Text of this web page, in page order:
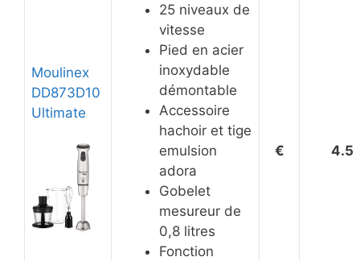
Moulinex
DD873D10
Ultimate
25 niveaux de
vitesse
Pied en acier
inoxydable
démontable
Accessoire
hachoir et tige
emulsion
adora
Gobelet
mesureur de
0,8 litres
Fonction
€ 4.5